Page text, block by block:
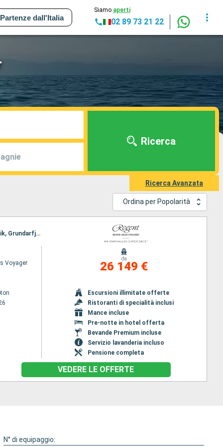
Partenze dall'Italia
Siamo aperti
02 89 73 21 22
Ricerca
Ricerca Avanzata
Ordina per Popolarità
Itinerario : Southampton, Rosyth, Invergordon, Lerwick, Torshavn - Isole Feroe, Heimaey, Reykjavik, Grundarfjordur, Isafjordhur, Akureyri, Seydisfjordhur, Stornoway, Londonderry, Belfast, Cork, Southampton
Voyager
da
26 149 €
Escursioni illimitate offerte
Ristoranti di specialità inclusi
Mance incluse
Pre-notte in hotel offerta
Bevande Premium incluse
Servizio lavanderia incluso
Pensione completa
VEDERE LE OFFERTE
N° di equipaggio: